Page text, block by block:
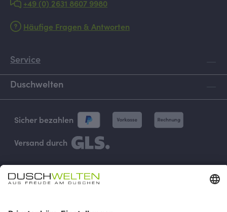
+49 (0) 2631 8607 9980
Häufige Fragen & Antworten
Service
Duschwelten
Sicher bezahlen
Versand durch